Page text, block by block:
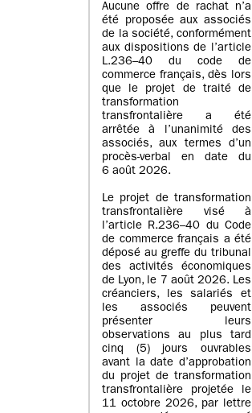
Aucune offre de rachat n’a
été proposée aux associés
de la société, conformément
aux dispositions de l’article
L.236–40 du code de
commerce français, dès lors
que le projet de traité de
transformation
transfrontalière a été
arrêtée à l’unanimité des
associés, aux termes d’un
procès-verbal en date du
6 août 2026.
Le projet de transformation
transfrontalière visé à
l’article R.236–40 du Code
de commerce français a été
déposé au greffe du tribunal
des activités économiques
de Lyon, le 7 août 2026. Les
créanciers, les salariés et
les associés peuvent
présenter leurs
observations au plus tard
cinq (5) jours ouvrables
avant la date d’approbation
du projet de transformation
transfrontalière projetée le
11 octobre 2026, par lettre